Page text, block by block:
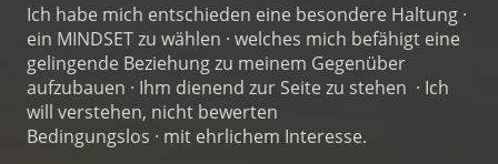
Ich habe mich entschieden eine besondere Haltung ·
ein MINDSET zu wählen · welches mich befähigt eine
gelingende Beziehung zu meinem Gegenüber
aufzubauen · Ihm dienend zur Seite zu stehen · Ich
will verstehen, nicht bewerten
Bedingungslos · mit ehrlichem Interesse.